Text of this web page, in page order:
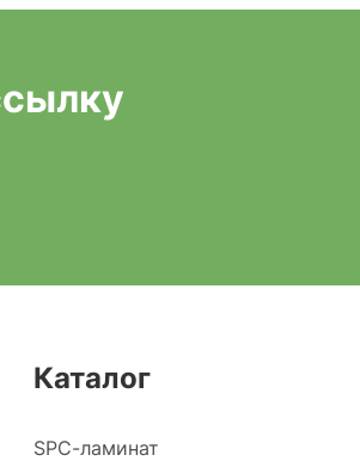
Каталог
SPC-ламинат